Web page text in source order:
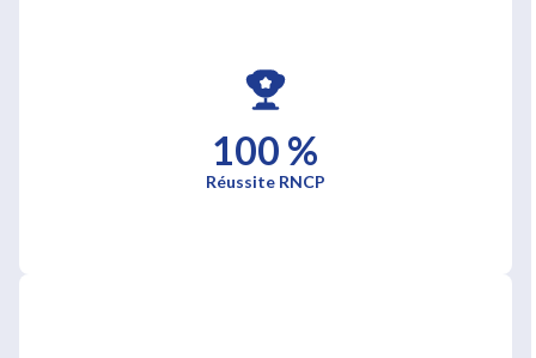
100 %
Réussite RNCP